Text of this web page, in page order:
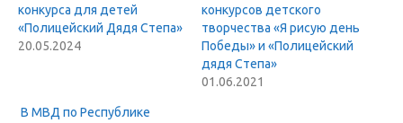
конкурса для детей
«Полицейский Дядя Степа»
20.05.2024
конкурсов детского
творчества «Я рисую день
Победы» и «Полицейский
дядя Степа»
01.06.2021
В МВД по Республике